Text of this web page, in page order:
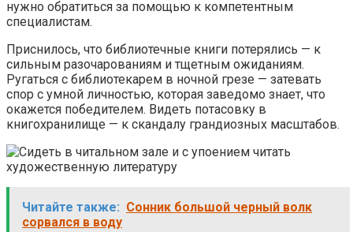
нужно обратиться за помощью к компетентным
специалистам.
Приснилось, что библиотечные книги потерялись — к
сильным разочарованиям и тщетным ожиданиям.
Ругаться с библиотекарем в ночной грезе — затевать
спор с умной личностью, которая заведомо знает, что
окажется победителем. Видеть потасовку в
книгохранилище — к скандалу грандиозных масштабов.
Читайте также: Сонник большой черный волк
сорвался в воду